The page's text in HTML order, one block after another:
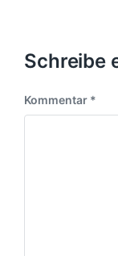
Schreibe
Kommentar *